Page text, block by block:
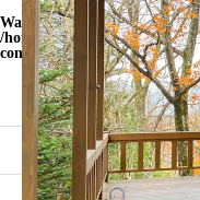
Warning: Undefined array key
/home/yamatohito/
content/themes/
ブログ IMG_0973-2